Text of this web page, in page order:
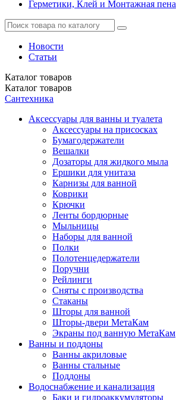
Герметики, Клей и Монтажная пена
Новости
Статьи
Каталог товаров
Каталог товаров
Сантехника
Аксессуары для ванны и туалета
Аксессуары на присосках
Бумагодержатели
Вешалки
Дозаторы для жидкого мыла
Ершики для унитаза
Карнизы для ванной
Коврики
Крючки
Ленты бордюрные
Мыльницы
Наборы для ванной
Полки
Полотенцедержатели
Поручни
Рейлинги
Сняты с производства
Стаканы
Шторы для ванной
Шторы-двери МетаКам
Экраны под ванную МетаКам
Ванны и поддоны
Ванны акриловые
Ванны стальные
Поддоны
Водоснабжение и канализация
Баки и гидроаккумуляторы